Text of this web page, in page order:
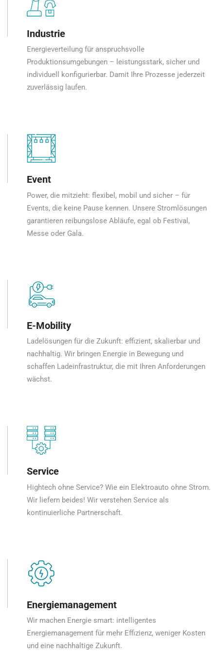
Industrie
Energieverteilung für anspruchsvolle
Produktionsumgebungen – leistungsstark, sicher und
individuell konfigurierbar. Damit Ihre Prozesse jederzeit
zuverlässig laufen.
Event
Power, die mitzieht: flexibel, mobil und sicher – für
Events, die keine Pause kennen. Unsere Stromlösungen
garantieren reibungslose Abläufe, egal ob Festival,
Messe oder Gala.
E-Mobility
Ladelösungen für die Zukunft: effizient, skalierbar und
nachhaltig. Wir bringen Energie in Bewegung und
schaffen Ladeinfrastruktur, die mit Ihren Anforderungen
wächst.
Service
Hightech ohne Service? Wie ein Elektroauto ohne Strom.
Wir liefern beides! Wir verstehen Service als
kontinuierliche Partnerschaft.
Energiemanagement
Wir machen Energie smart: intelligentes
Energiemanagement für mehr Effizienz, weniger Kosten
und eine nachhaltige Zukunft.